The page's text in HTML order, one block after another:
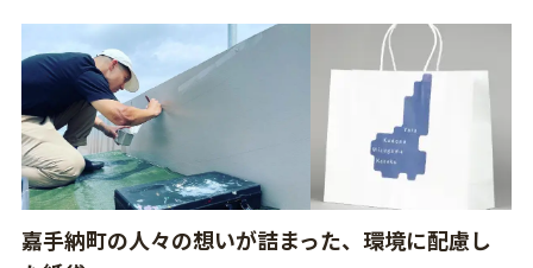
嘉手納町の人々の想いが詰まった、環境に配慮し